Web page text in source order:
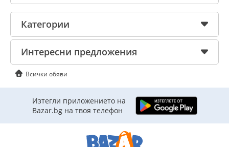
Категории
Интересни предложения
Всички обяви
Изтегли приложението на
Bazar.bg на твоя телефон